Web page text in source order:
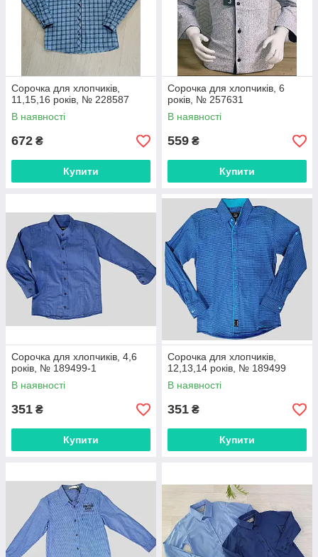
Сорочка для хлопчиків,
11,15,16 років, № 228587
В наявності
672 ₴
Купити
Сорочка для хлопчиків, 6
років, № 257631
В наявності
559 ₴
Купити
Сорочка для хлопчиків, 4,6
років, № 189499-1
В наявності
351 ₴
Купити
Сорочка для хлопчиків,
12,13,14 років, № 189499
В наявності
351 ₴
Купити